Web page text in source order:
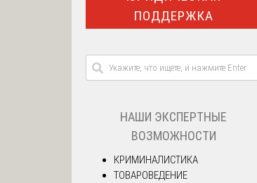
ПОДДЕРЖКА
НАШИ ЭКСПЕРТНЫЕ
ВОЗМОЖНОСТИ
КРИМИНАЛИСТИКА
ТОВАРОВЕДЕНИЕ